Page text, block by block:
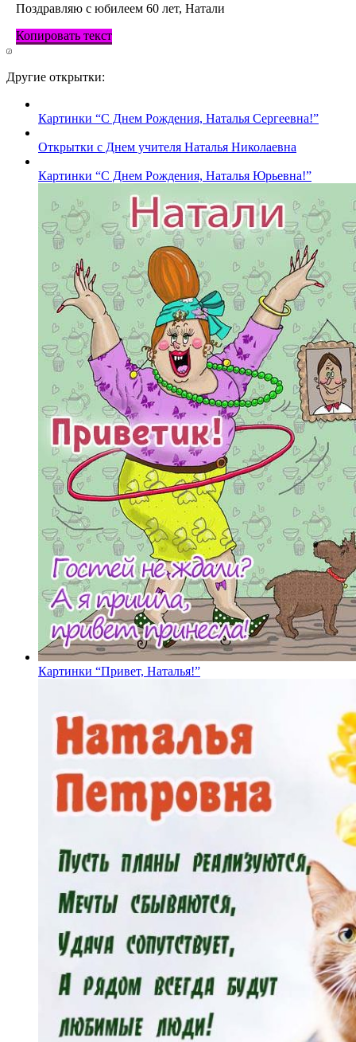
Поздравляю с юбилеем 60 лет, Натали
Копировать текст
Другие открытки:
Картинки “С Днем Рождения, Наталья Сергеевна!”
Открытки с Днем учителя Наталья Николаевна
Картинки “С Днем Рождения, Наталья Юрьевна!”
Картинки “Привет, Наталья!”